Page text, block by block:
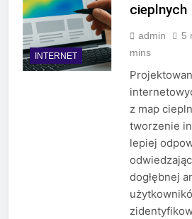
INTERNET
cieplnych
admin 5
mins
z map
tworzenie
lepiej
dogłębnej